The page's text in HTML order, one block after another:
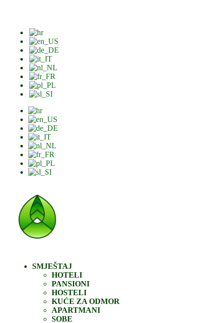
SMJEŠTAJ
HOTELI
PANSIONI
HOSTELI
KUĆE ZA ODMOR
APARTMANI
SOBE